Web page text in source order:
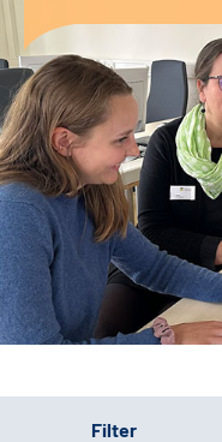
Karriere
Beratungsstellen &
Zuweisende
Suche
Leichte Sprache
Gebärdensprache
Filter